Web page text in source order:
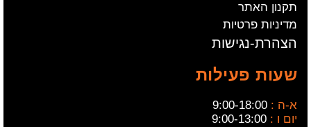
תקנון האתר
מדיניות פרטיות
הצהרת-נגישות
שעות פעילות
א-ה : 9:00-18:00
יום ו : 9:00-13:00